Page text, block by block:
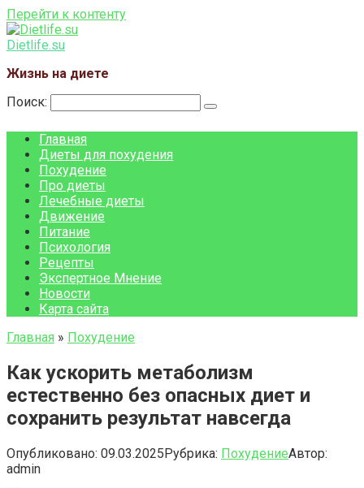
Перейти к контенту
Dietlife.su
Жизнь на диете
Поиск:
Главная
Диеты для похудения
Похудение
Про диеты
Лечебные диеты
Движение
Питание
Психология
Рецепты
Экспертное Мнение
Новости
Карта сайта
Главная » Похудение
Как ускорить метаболизм
естественно без опасных диет и
сохранить результат навсегда
Опубликовано: 09.03.2025Рубрика: ПохудениеАвтор:
admin